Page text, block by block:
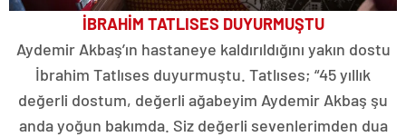
İBRAHİM TATLISES DUYURMUŞTU
Aydemir Akbaş’ın hastaneye kaldırıldığını yakın dostu
İbrahim Tatlıses duyurmuştu. Tatlıses; “45 yıllık
değerli dostum, değerli ağabeyim Aydemir Akbaş şu
anda yoğun bakımda. Siz değerli sevenlerimden dua